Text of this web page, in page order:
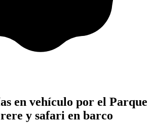
en vehículo por el Parque
y safari en barco